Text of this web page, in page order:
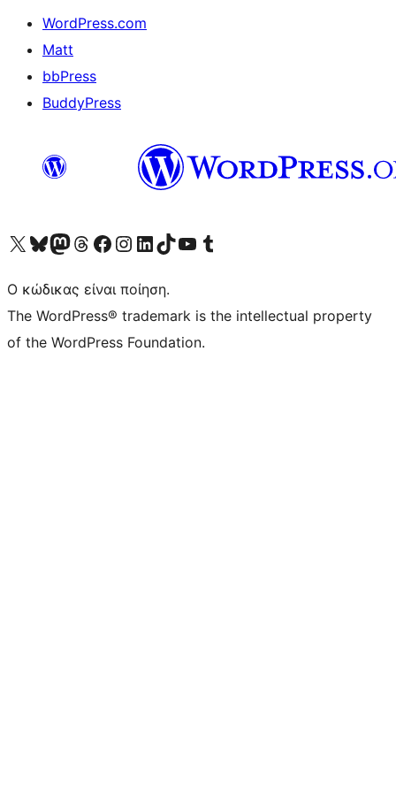
WordPress.com
Matt
bbPress
BuddyPress
Visit our X (formerly Twitter) account
Visit our Bluesky account
Επισκεφθείτε τον λογαριασμό μας στο Mastodon
Visit our Threads account
Επισκεφτείτε τη σελίδα μας στο Facebook
Επισκεφθείτε τον λογαριασμό μας Instagram
Επισκεφθείτε τον λογαριασμό μας LinkedIn
Visit our TikTok account
Visit our YouTube channel
Visit our Tumblr account
Ο κώδικας είναι ποίηση.
The WordPress® trademark is the intellectual property
of the WordPress Foundation.